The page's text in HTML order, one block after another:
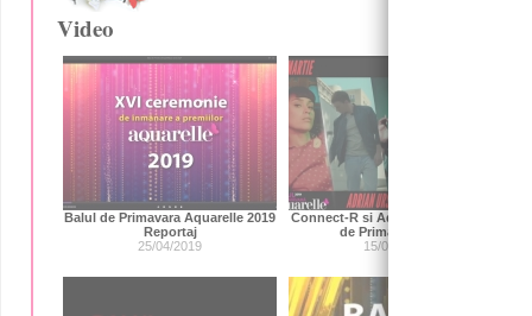
Video
Balul de Primavara Aquarelle 2019
Reportaj
25/04/2019
Connect-R si Adrian Ursu la Balul
de Primavara 2019
15/03/2019